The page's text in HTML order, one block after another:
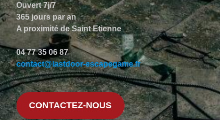
Ouvert 7j/7
365 jours par an
A proximité de Saint Etienne
04 77 35 06 87
contact@lastdoor-escapegame.fr
CONTACTEZ-NOUS